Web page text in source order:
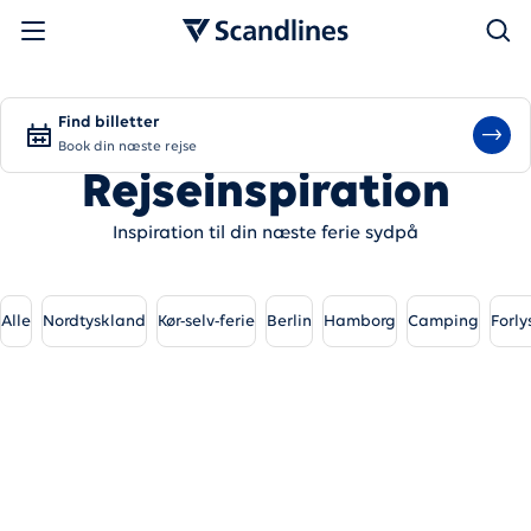
Søg
Find billetter
Book din næste rejse
Rejseinspiration
Inspiration til din næste ferie sydpå
Alle Nordtyskland Kør-selv-ferie Berlin Hamborg Camping